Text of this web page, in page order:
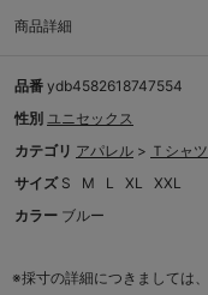
商品詳細
品番 ydb4582618747554
性別 ユニセックス
カテゴリ アパレル > Ｔシャツ
サイズ S M L XL
XXL
カラー ブルー
※採寸の詳細につきましては、